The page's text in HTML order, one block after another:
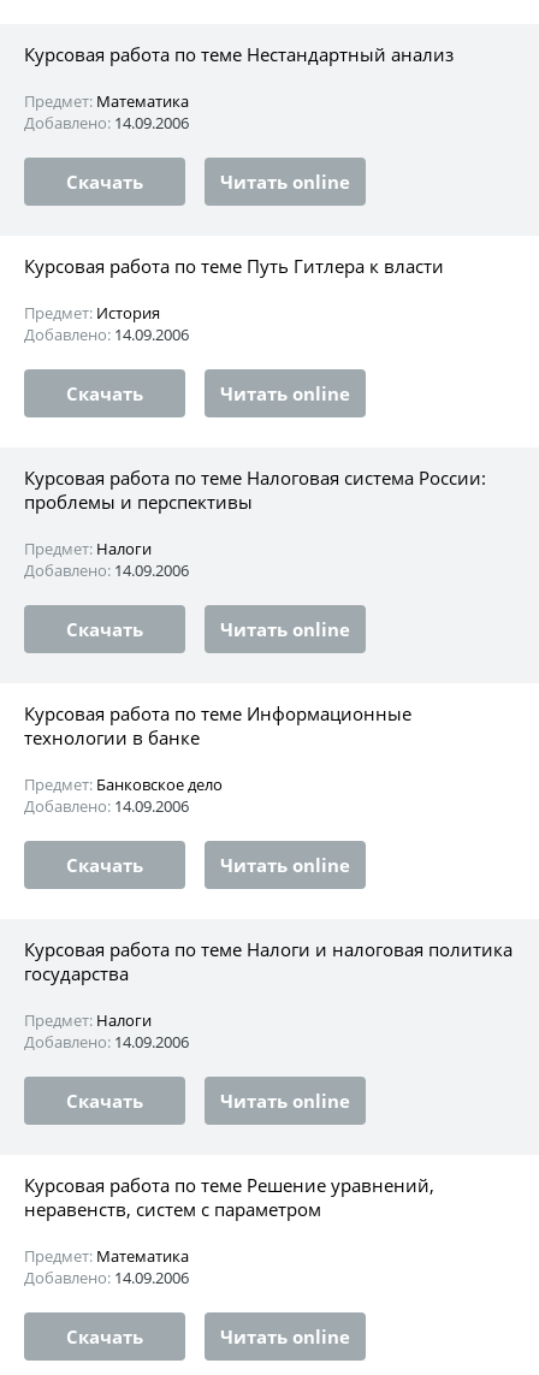
Курсовая работа по теме Нестандартный анализ
Предмет: Математика
Добавлено: 14.09.2006
Скачать Читать online
Курсовая работа по теме Путь Гитлера к власти
Предмет: История
Добавлено: 14.09.2006
Скачать Читать online
Курсовая работа по теме Налоговая система России:
проблемы и перспективы
Предмет: Налоги
Добавлено: 14.09.2006
Скачать Читать online
Курсовая работа по теме Информационные
технологии в банке
Предмет: Банковское дело
Добавлено: 14.09.2006
Скачать Читать online
Курсовая работа по теме Налоги и налоговая политика
государства
Предмет: Налоги
Добавлено: 14.09.2006
Скачать Читать online
Курсовая работа по теме Решение уравнений,
неравенств, систем с параметром
Предмет: Математика
Добавлено: 14.09.2006
Скачать Читать online